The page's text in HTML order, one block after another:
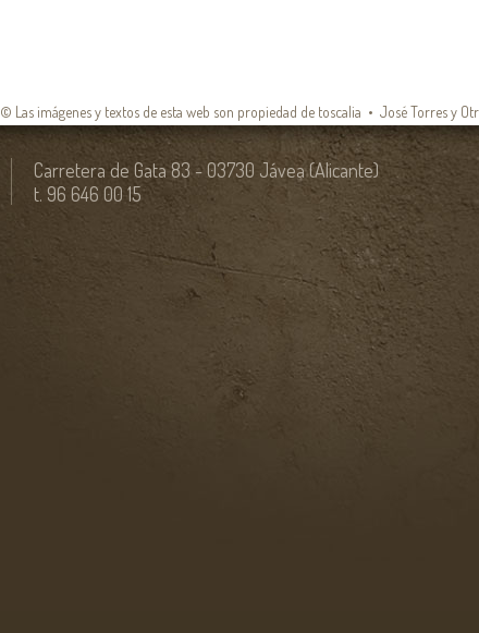
© Las imágenes y textos de esta web son propiedad de toscalia • José Torres y
Carretera de Gata 83 - 03730 Jávea (Alicante)
t. 96 646 00 15